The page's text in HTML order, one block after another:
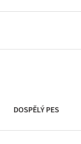
DOSPĚLÝ PES